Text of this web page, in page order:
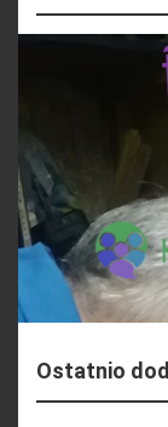
Ostatnio